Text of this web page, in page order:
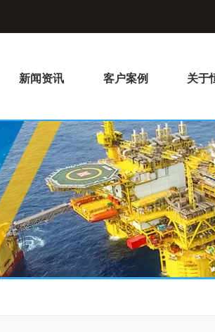
新闻资讯 客户案例 关于